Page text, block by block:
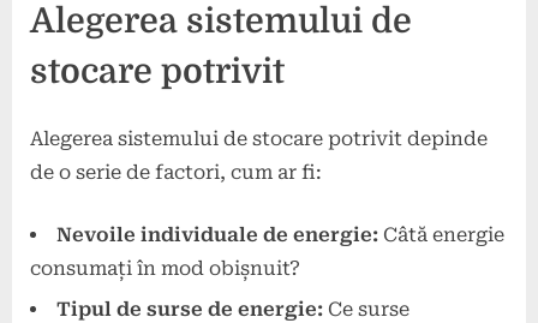
Alegerea sistemului de
stocare potrivit
Alegerea sistemului de stocare potrivit depinde
de o serie de factori, cum ar fi:
Nevoile individuale de energie: Câtă energie
consumați în mod obișnuit?
Tipul de surse de energie: Ce surse